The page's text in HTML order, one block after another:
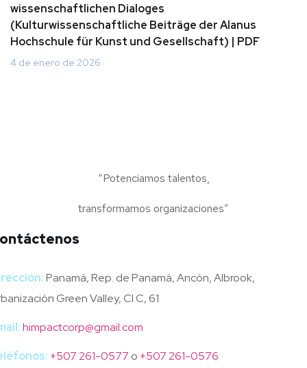
wissenschaftlichen Dialoges
(Kulturwissenschaftliche Beiträge der Alanus
Hochschule für Kunst und Gesellschaft) | PDF
4 de enero de 2026
“Potenciamos talentos,
transformamos organizaciones”
Panamá, Rep. de Panamá, Ancón, Albrook,
Green Valley, Cl C, 61
himpactcorp@gmail.com
+507 261-0577 o +507 261-0576